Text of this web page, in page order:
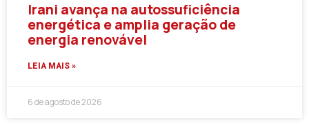
Irani avança na autossuficiência
energética e amplia geração de
energia renovável
LEIA MAIS »
6 de agosto de 2026